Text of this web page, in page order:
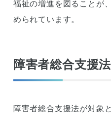
福祉の増進を図ることが
められています。
障害者総合支援
障害者総合支援法が対象